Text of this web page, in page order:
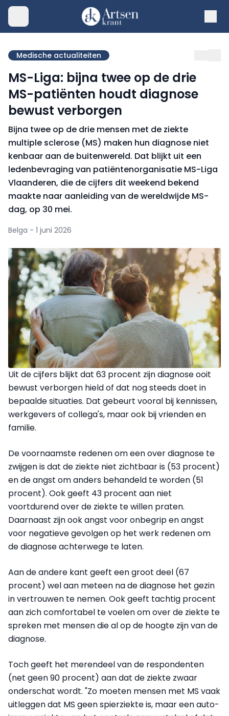
Medische actualiteiten
MS-Liga: bijna twee op de drie
MS-patiënten houdt diagnose
bewust verborgen
Bijna twee op de drie mensen met de ziekte
multiple sclerose (MS) maken hun diagnose niet
kenbaar aan de buitenwereld. Dat blijkt uit een
ledenbevraging van patiëntenorganisatie MS-Liga
Vlaanderen, die de cijfers dit weekend bekend
maakte naar aanleiding van de wereldwijde MS-
dag, op 30 mei.
Belga - 1 juni 2026
Uit de cijfers blijkt dat 63 procent zijn diagnose ooit
bewust verborgen hield of dat nog steeds doet in
bepaalde situaties. Dat gebeurt vooral bij kennissen,
werkgevers of collega's, maar ook bij vrienden en
familie.
De voornaamste redenen om een over diagnose te
zwijgen is dat de ziekte niet zichtbaar is (53 procent)
en de angst om anders behandeld te worden (51
procent). Ook geeft 43 procent aan niet
voortdurend over de ziekte te willen praten.
Daarnaast zijn ook angst voor onbegrip en angst
voor negatieve gevolgen op het werk redenen om
de diagnose achterwege te laten.
Aan de andere kant geeft een groot deel (67
procent) wel aan meteen na de diagnose het gezin
in vertrouwen te nemen. Ook geeft tachtig procent
aan zich comfortabel te voelen om over de ziekte te
spreken met mensen die al op de hoogte zijn van de
diagnose.
Toch geeft het merendeel van de respondenten
(net geen 90 procent) aan dat de ziekte zwaar
onderschat wordt. "Zo moeten mensen met MS vaak
uitleggen dat MS geen spierziekte is, maar een auto-